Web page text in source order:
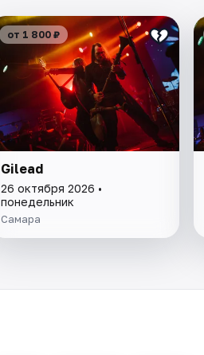
от 1 800 ₽
Gilead
26 октября 2026 •
понедельник
Самара